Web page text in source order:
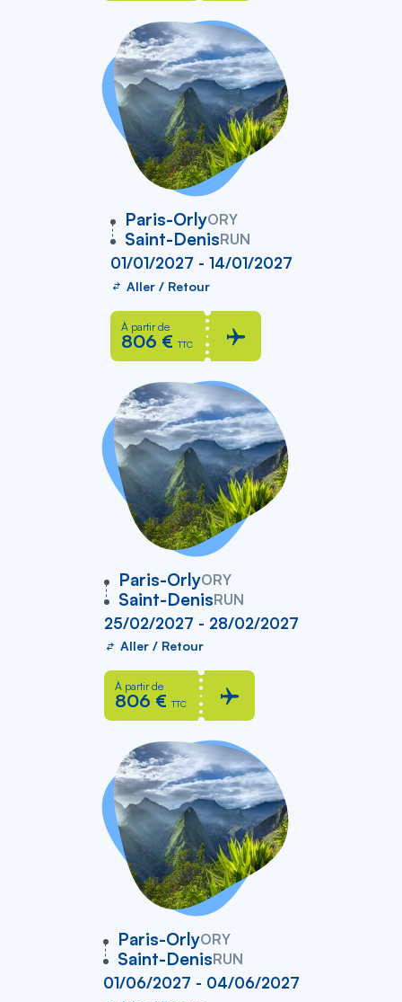
Paris-OrlyORY
vers
Saint-DenisRUN
01/01/2027 - 14/01/2027
Aller / Retour
À partir de
806 € TTC
Paris-OrlyORY
vers
Saint-DenisRUN
25/02/2027 - 28/02/2027
Aller / Retour
À partir de
806 € TTC
Paris-OrlyORY
vers
Saint-DenisRUN
01/06/2027 - 04/06/2027